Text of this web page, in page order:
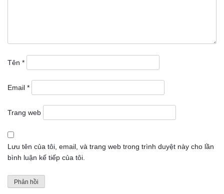
Tên *
Email *
Trang web
Lưu tên của tôi, email, và trang web trong trình duyệt này cho lần
bình luận kế tiếp của tôi.